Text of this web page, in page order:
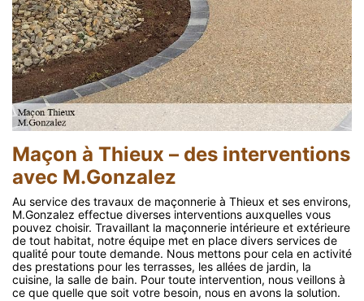
Maçon à Thieux – des interventions
avec M.Gonzalez
Au service des travaux de maçonnerie à Thieux et ses environs,
M.Gonzalez effectue diverses interventions auxquelles vous
pouvez choisir. Travaillant la maçonnerie intérieure et extérieure
de tout habitat, notre équipe met en place divers services de
qualité pour toute demande. Nous mettons pour cela en activité
des prestations pour les terrasses, les allées de jardin, la
cuisine, la salle de bain. Pour toute intervention, nous veillons à
ce que quelle que soit votre besoin, nous en avons la solution.